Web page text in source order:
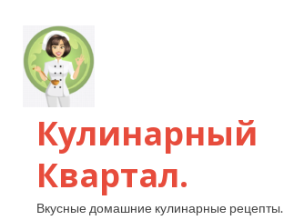
Кулинарный
Квартал.
Вкусные домашние кулинарные рецепты.